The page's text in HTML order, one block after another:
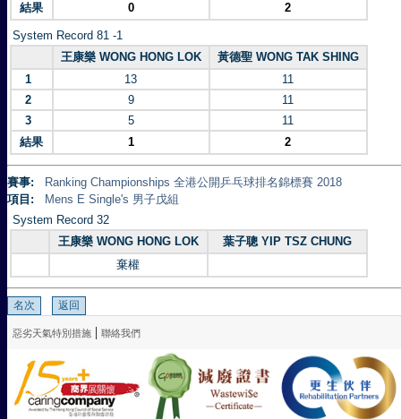
結果
0 2
System Record 81 -1
王康樂 WONG HONG LOK
黃德聖 WONG TAK SHING
1
13
11
2
9
11
3
5
11
結果
1 2
賽事:
Ranking Championships 全港公開乒乓球排名錦標賽 2018
項目:
Mens E Single's 男子戊組
System Record 32
王康樂 WONG HONG LOK
葉子聰 YIP TSZ CHUNG
棄權